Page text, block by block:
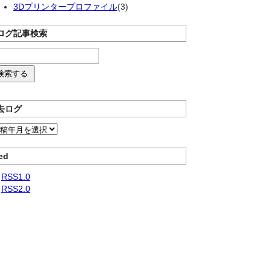
3Dプリンタープロファイル(3)
グ記事検索
ログ
RSS1.0
RSS2.0